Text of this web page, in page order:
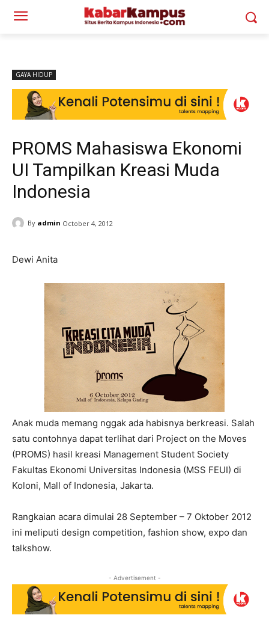
GAYA HIDUP
PROMS Mahasiswa Ekonomi
UI Tampilkan Kreasi Muda
Indonesia
By admin October 4, 2012
Dewi Anita
Anak muda memang nggak ada habisnya berkreasi. Salah
satu contohnya dapat terlihat dari Project on the Moves
(PROMS) hasil kreasi Management Student Society
Fakultas Ekonomi Universitas Indonesia (MSS FEUI) di
Koloni, Mall of Indonesia, Jakarta.
Rangkaian acara dimulai 28 September – 7 Oktober 2012
ini meliputi design competition, fashion show, expo dan
talkshow.
- Advertisement -